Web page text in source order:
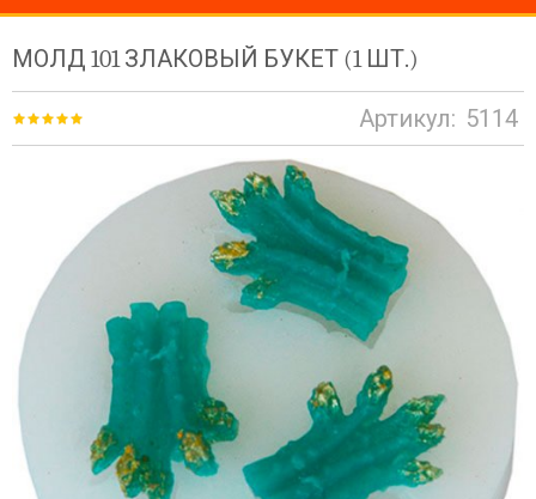
МОЛД 101 ЗЛАКОВЫЙ БУКЕТ (1 ШТ.)
Артикул: 5114